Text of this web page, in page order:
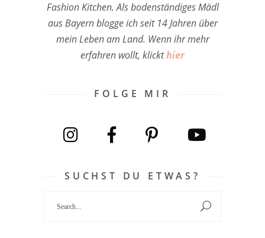
Fashion Kitchen. Als bodenständiges Mädl
aus Bayern blogge ich seit 14 Jahren über
mein Leben am Land. Wenn ihr mehr
erfahren wollt, klickthier
FOLGE MIR
SUCHST DU ETWAS?